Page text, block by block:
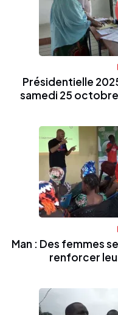
Présidentielle
samedi 25
Man : Des femmes
renforcer